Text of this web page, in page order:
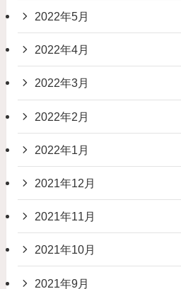
2022年5月
2022年4月
2022年3月
2022年2月
2022年1月
2021年12月
2021年11月
2021年10月
2021年9月